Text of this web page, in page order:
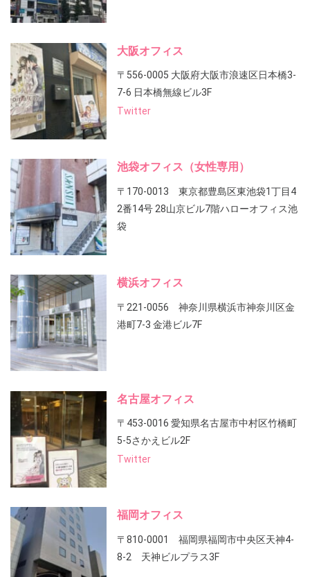
大阪オフィス
〒556-0005 大阪府大阪市浪速区日本橋3-
7-6 日本橋無線ビル3F
Twitter
池袋オフィス（女性専用）
〒170-0013 東京都豊島区東池袋1丁目4
2番14号 28山京ビル7階ハローオフィス池
袋
横浜オフィス
〒221-0056 神奈川県横浜市神奈川区金
港町7-3 金港ビル7F
名古屋オフィス
〒453-0016 愛知県名古屋市中村区竹橋町
5-5さかえビル2F
Twitter
福岡オフィス
〒810-0001 福岡県福岡市中央区天神4-
8-2 天神ビルプラス3F